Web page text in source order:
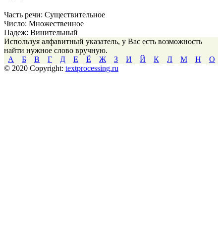
Часть речи: Существительное
Число: Множественное
Падеж: Винительный
Используя алфавитный указатель, у Вас есть возможность
найти нужное слово вручную.
А
Б В Г Д Е Ё Ж З И Й К Л М Н
О
© 2020 Copyright: textprocessing.ru